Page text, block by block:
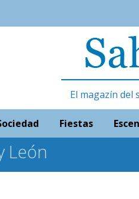
El magazín del
Fiestas
León